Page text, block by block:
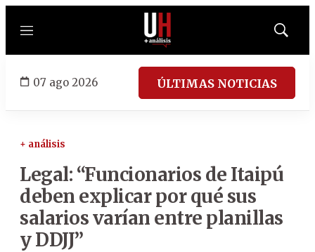
Menú
Mostrar
07 ago 2026 ÚLTIMAS NOTICIAS
+ análisis
Legal: “Funcionarios de Itaipú
deben explicar por qué sus
salarios varían entre planillas
y DDJJ”